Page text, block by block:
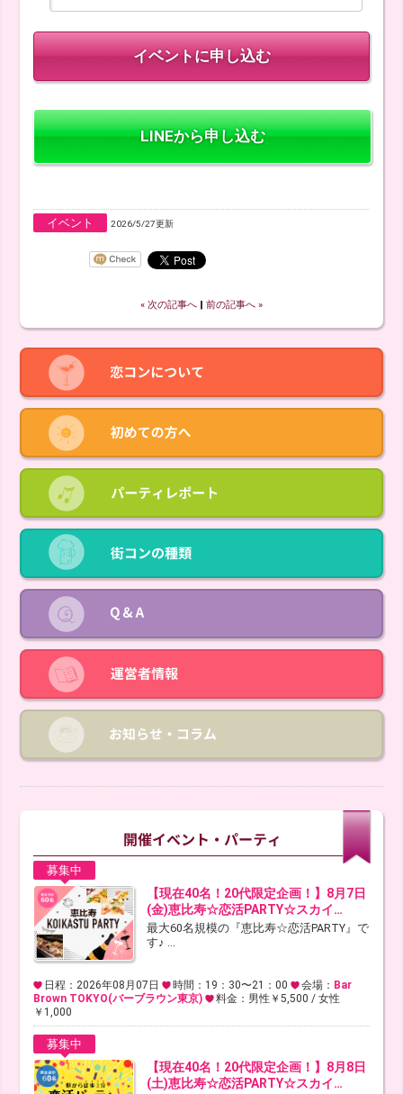
LINEから申し込む
イベント 2026/5/27更新
« 次の記事へ ‖ 前の記事へ »
募集中
【現在40名！20代限定企画！】8月7日
(金)恵比寿☆恋活PARTY☆スカイ…
最大60名規模の『恵比寿☆恋活PARTY』で
す♪ ...
日程：2026年08月07日 時間：19：30〜21：00 会場： Bar
Brown TOKYO(バーブラウン東京)
料金：男性￥5,500 / 女性
￥1,000
募集中
【現在40名！20代限定企画！】8月8日
(土)恵比寿☆恋活PARTY☆スカイ…